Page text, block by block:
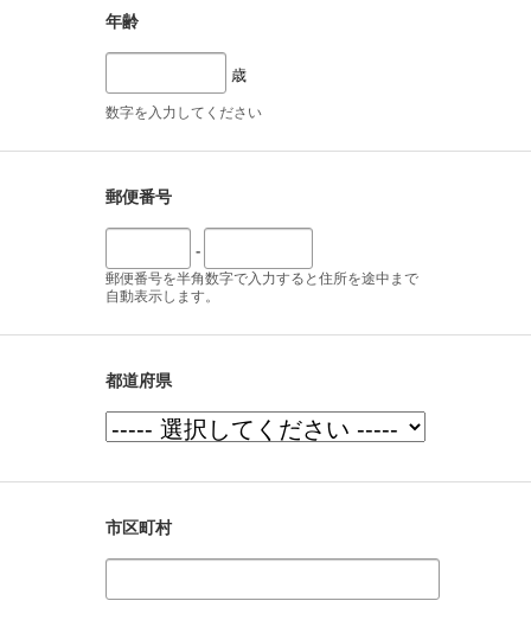
年齢
歳
数字を入力してください
郵便番号
-
郵便番号を半角数字で入力すると住所を途中まで
自動表示します。
都道府県
市区町村